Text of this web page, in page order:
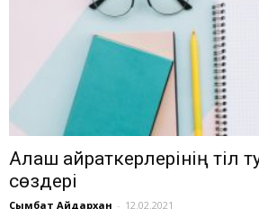
Алаш қайраткерлерінің тіл
сөздері
Сымбат Айдархан - 12.02.2021